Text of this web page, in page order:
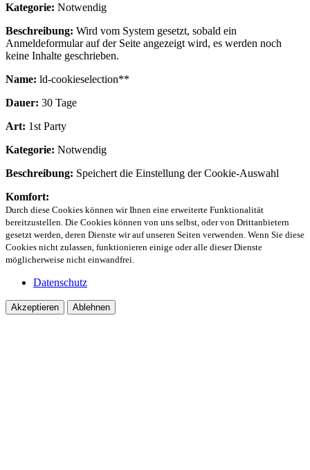
Kategorie: Notwendig
Beschreibung: Wird vom System gesetzt, sobald ein
Anmeldeformular auf der Seite angezeigt wird, es werden noch
keine Inhalte geschrieben.
Name: ld-cookieselection**
Dauer: 30 Tage
Art: 1st Party
Kategorie: Notwendig
Beschreibung: Speichert die Einstellung der Cookie-Auswahl
Komfort:
Durch diese Cookies können wir Ihnen eine erweiterte Funktionalität
bereitzustellen. Die Cookies können von uns selbst, oder von Drittanbietern
gesetzt werden, deren Dienste wir auf unseren Seiten verwenden. Wenn Sie diese
Cookies nicht zulassen, funktionieren einige oder alle dieser Dienste
möglicherweise nicht einwandfrei.
Datenschutz
Akzeptieren Ablehnen